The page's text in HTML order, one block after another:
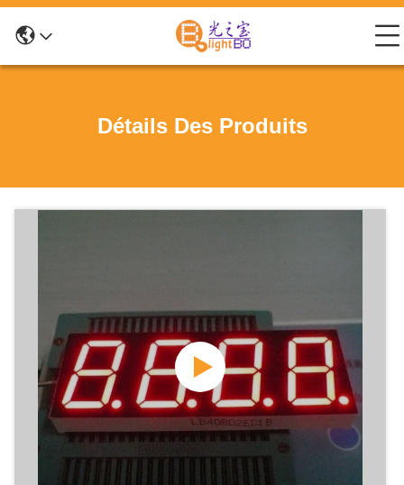
Détails Des Produits